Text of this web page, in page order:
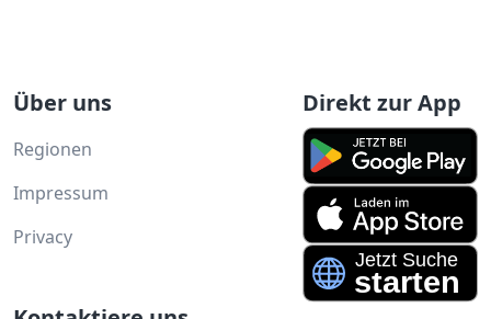
Über uns
Regionen
Impressum
Privacy
Direkt zur App